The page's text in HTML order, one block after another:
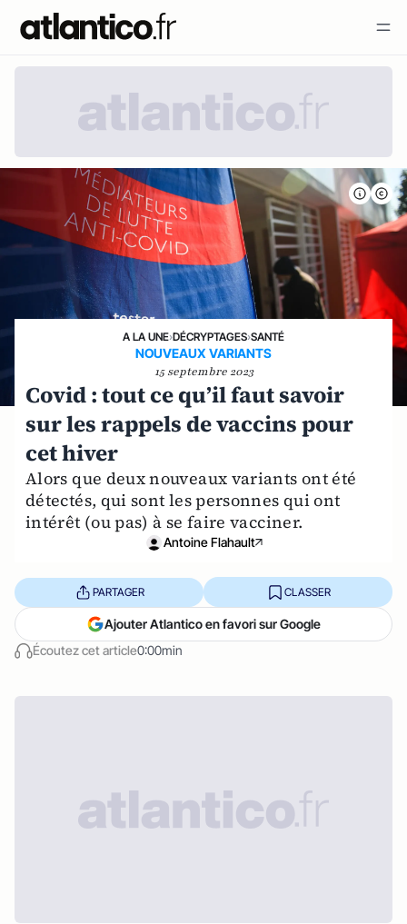
A LA UNE›DÉCRYPTAGES›SANTÉ
NOUVEAUX VARIANTS
15 septembre 2023
Covid : tout ce qu’il faut savoir
sur les rappels de vaccins pour
cet hiver
Alors que deux nouveaux variants ont été
détectés, qui sont les personnes qui ont
intérêt (ou pas) à se faire vacciner.
Antoine Flahault
Écoutez cet article0:00min
PARTAGER CLASSER
Ajouter Atlantico en favori sur Google